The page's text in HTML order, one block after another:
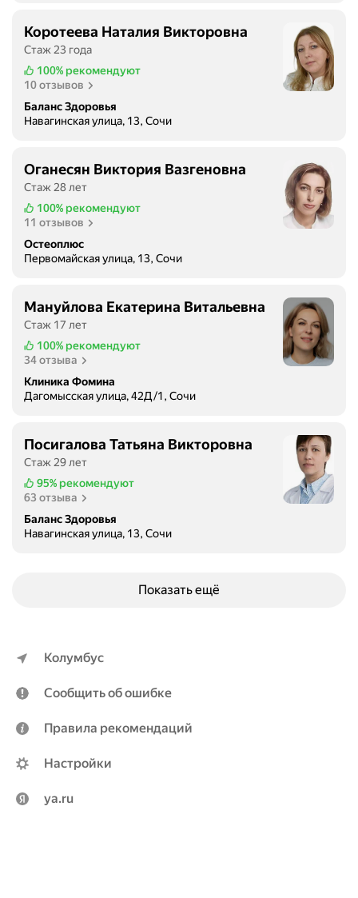
Коротеева Наталия Викторовна
Стаж 23 года
100% рекомендуют
10 отзывов
Баланс Здоровья
Навагинская улица, 13, Сочи
Оганесян Виктория Вазгеновна
Стаж 28 лет
100% рекомендуют
11 отзывов
Остеоплюс
Первомайская улица, 13, Сочи
Мануйлова Екатерина Витальевна
Стаж 17 лет
100% рекомендуют
34 отзыва
Клиника Фомина
Дагомысская улица, 42Д/1, Сочи
Посигалова Татьяна Викторовна
Стаж 29 лет
95% рекомендуют
63 отзыва
Баланс Здоровья
Навагинская улица, 13, Сочи
Показать ещё
Колумбус
Сообщить об ошибке
Правила рекомендаций
Настройки
ya.ru